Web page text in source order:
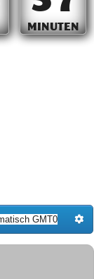
MINUTEN